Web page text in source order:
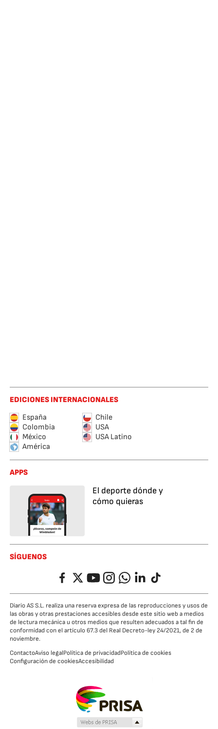
EDICIONES INTERNACIONALES
España
Chile
Colombia
USA
México
USA Latino
América
APPS
El deporte dónde y
cómo quieras
SÍGUENOS
FacebookTwitterYouTubeInstagramWhatsappLinkedIn
TikTok
Diario AS S.L. realiza una reserva expresa de las reproducciones y usos de
las obras y otras prestaciones accesibles desde este sitio web a medios
de lectura mecánica u otros medios que resulten adecuados a tal fin de
conformidad con el artículo 67.3 del Real Decreto-ley 24/2021, de 2 de
noviembre.
ContactoAviso legalPolítica de privacidadPolítica de cookies
Configuración de cookiesAccesibilidad